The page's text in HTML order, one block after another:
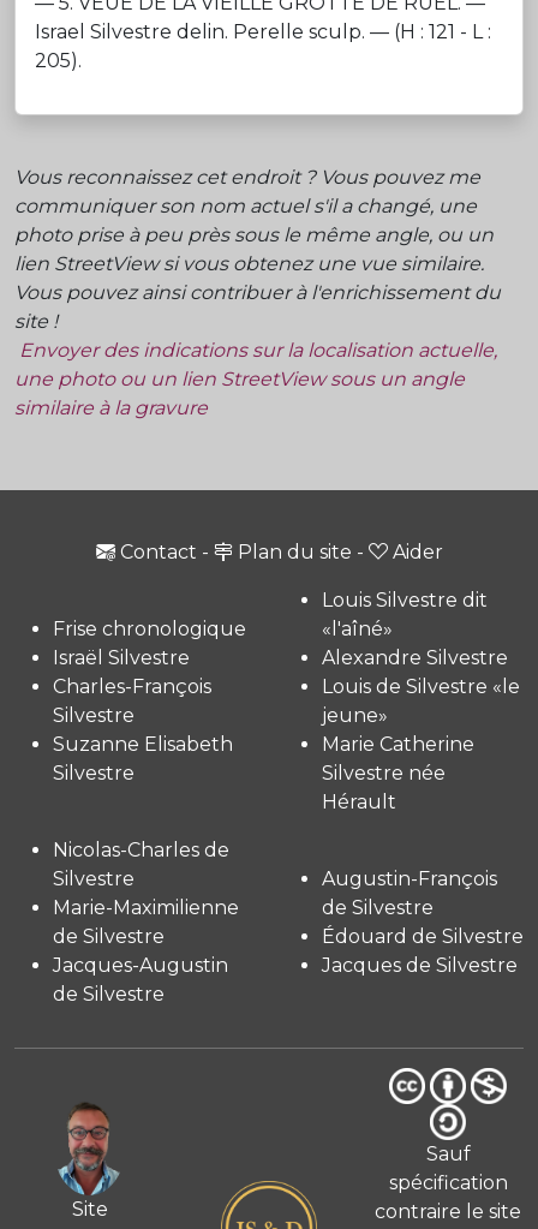
Israel Silvestre delin. Perelle sculp. — (H : 121 - L :
205).
Vous reconnaissez cet endroit ? Vous pouvez me
communiquer son nom actuel s'il a changé, une
photo prise à peu près sous le même angle, ou un
lien StreetView si vous obtenez une vue similaire.
Vous pouvez ainsi contribuer à l'enrichissement du
site !
Envoyer des indications sur la localisation actuelle,
une photo ou un lien StreetView sous un angle
similaire à la gravure
Contact - Plan du site - Aider
Frise chronologique
Israël Silvestre
Charles-François
Silvestre
Suzanne Elisabeth
Silvestre
Louis Silvestre dit
«l'aîné»
Alexandre Silvestre
Louis de Silvestre «le
jeune»
Marie Catherine
Silvestre née
Hérault
Nicolas-Charles de
Silvestre
Marie-Maximilienne
de Silvestre
Jacques-Augustin
de Silvestre
Augustin-François
de Silvestre
Édouard de Silvestre
Jacques de Silvestre
Site
Sauf
spécification
contraire le site